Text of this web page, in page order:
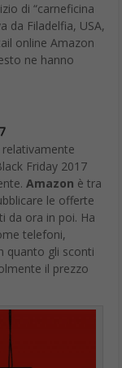
di “carneficina
da Filadelfia, USA,
online Amazon
ne hanno
Friday 2017
Amazon è tra
le offerte
da ora in poi. Ha
telefoni,
quanto gli sconti
il prezzo